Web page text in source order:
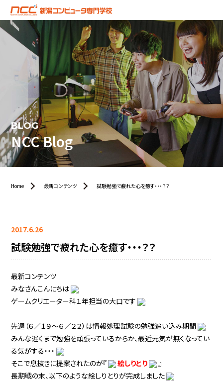
BLOG
NCC Blog
Home 最新コンテンツ 試験勉強で疲れた心を癒す・・・？？
2017.6.26
試験勉強で疲れた心を癒す・・・？？
最新コンテンツ
みなさんこんにちは
ゲームクリエーター科１年担当の大口です
先週（６／１９～６／２２）は情報処理試験の勉強追い込み期間
みんな遅くまで勉強を頑張っているからか、最近元気が無くなってい
る気がする・・・
そこで息抜きに提案されたのが『
絵しりとり
』
長期戦の末、以下のような絵しりとりが完成しました